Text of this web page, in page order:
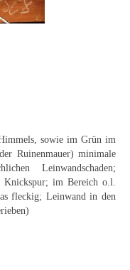
sowie im Grün im
Ruinenmauer) minimale
Leinwandschaden;
im Bereich o.l.
fleckig; Leinwand in den